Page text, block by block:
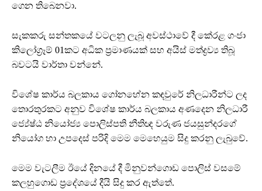
ගෙන තිබෙනවා.
සැකකරු සන්තකයේ වටලනු ලැබූ අවස්ථාවේ දී කේරළ ගංජා
කිලෝග්‍රෑම් 01කට අධික ප්‍රමාණයක් සහ අයිස් මත්ද්‍රව්‍ය තිබූ
බවටයි වාර්තා වන්නේ.
විශේෂ කාර්ය බලකාය ගෝනහේන කඳවුරේ නිලධාරීන්ට ලද
තොරතුරකට අනුව විශේෂ කාර්ය බලකාය අණදෙන නිලධාරී
ජ්‍යේෂ්ඨ නියෝජ්‍ය පොලිස්පති නීතිඥ වරුණ ජයසුන්දරගේ
නියෝග හා උපදෙස් පරිදි මෙම මෙහෙයුම සිදු කරනු ලැබුවේ.
මෙම වැටලීම ඊයේ දිනයේ දී මිනුවන්ගොඩ පොලිස් වසමේ
කලහුගොඩ ප්‍රදේශයේ දීයි සිදු කර ඇත්තේ.